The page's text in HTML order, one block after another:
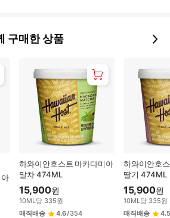
구매한 상품
하와이안호스트 마카다미아
말차 474ML
15,900원
10ML당 335원
매직배송
4.6/354
하와이안호
딸기 474ML
15,900원
10ML당 335원
매직배송
4.5